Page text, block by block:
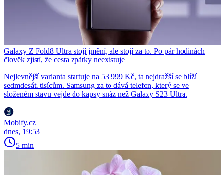
Galaxy Z Fold8 Ultra stojí jmění, ale stojí za to. Po pár hodinách
člověk zjistí, že cesta zpátky neexistuje
Nejlevnější varianta startuje na 53 999 Kč, ta nejdražší se blíží
sedmdesáti tisícům. Samsung za to dává telefon, který se ve
složeném stavu vejde do kapsy snáz než Galaxy S23 Ultra.
Mobify.cz
dnes, 19:53
5 min